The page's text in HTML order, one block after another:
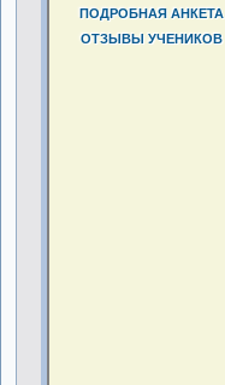
ПОДРОБНАЯ АНКЕТА
ОТЗЫВЫ УЧЕНИКОВ